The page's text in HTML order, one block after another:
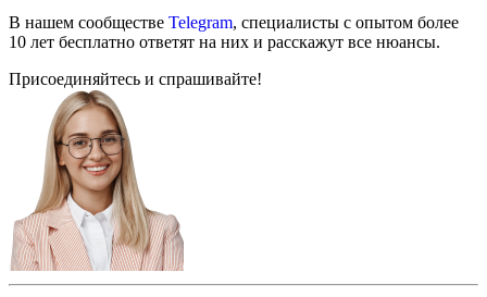
В нашем сообществе Telegram, специалисты с опытом более
10 лет бесплатно ответят на них и расскажут все нюансы.
Присоединяйтесь и спрашивайте!